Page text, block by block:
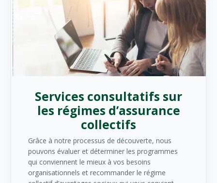
Services consultatifs sur
les régimes d’assurance
collectifs
Grâce à notre processus de découverte, nous
pouvons évaluer et déterminer les programmes
qui conviennent le mieux à vos besoins
organisationnels et recommander le régime